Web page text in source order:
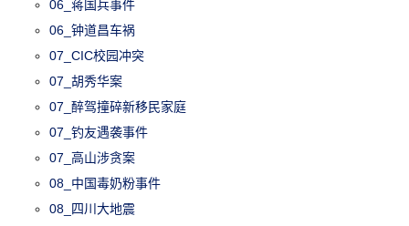
06_蒋国兵事件
06_钟道昌车祸
07_CIC校园冲突
07_胡秀华案
07_醉驾撞碎新移民家庭
07_钓友遇袭事件
07_高山涉贪案
08_中国毒奶粉事件
08_四川大地震